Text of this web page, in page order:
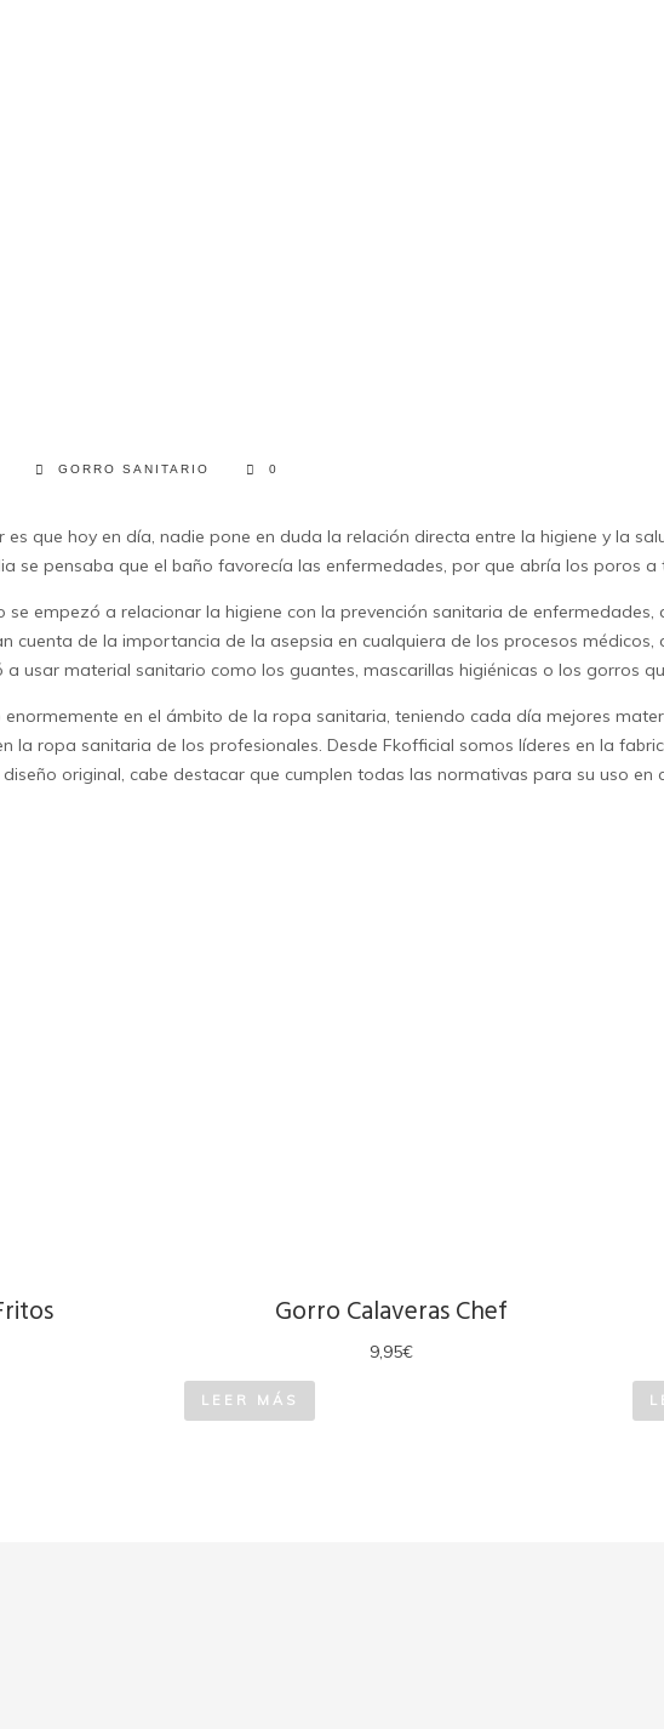
GORRO SANITARIO 0
que hoy en día, nadie pone en duda la relación directa entre la higiene y la
se pensaba que el baño favorecía las enfermedades, por que abría los poros
se empezó a relacionar la higiene con la prevención sanitaria de
cuenta de la importancia de la asepsia en cualquiera de los procesos
a usar material sanitario como los guantes, mascarillas higiénicas o los gorros
en el ámbito de la ropa sanitaria, teniendo cada día mejores
la ropa sanitaria de los profesionales. Desde Fkofficial somos líderes en la
original, cabe destacar que cumplen todas las normativas para su uso en
Gorro Calaveras Chef
9,95€
LEER MÁS